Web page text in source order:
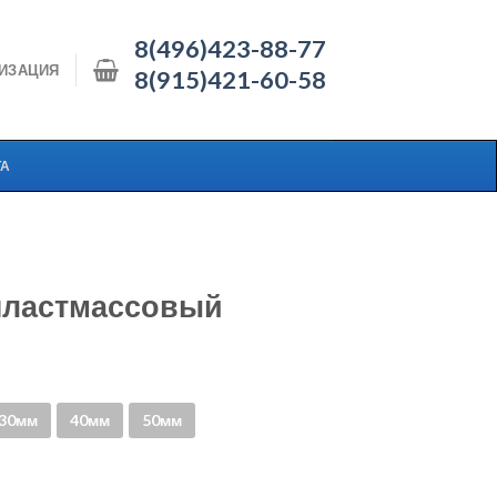
8(496)423-88-77
8(915)421-60-58
30мм 40мм 50мм